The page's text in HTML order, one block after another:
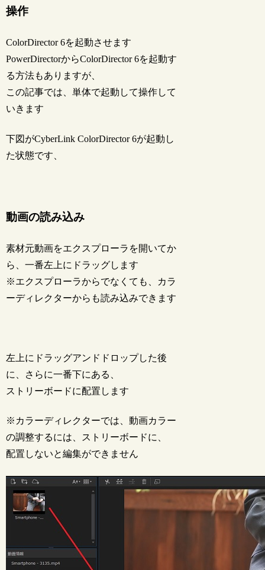
操作
ColorDirector 6を起動させます
PowerDirectorからColorDirector 6を起動す
る方法もありますが、
この記事では、単体で起動して操作して
いきます
下図がCyberLink ColorDirector 6が起動し
た状態です、
動画の読み込み
素材元動画をエクスプローラを開いてか
ら、一番左上にドラッグします
※エクスプローラからでなくても、カラ
ーディレクターからも読み込みできます
左上にドラッグアンドドロップした後
に、さらに一番下にある、
ストリーボードに配置します
※カラーディレクターでは、動画カラー
の調整するには、ストリーボードに、
配置しないと編集ができません